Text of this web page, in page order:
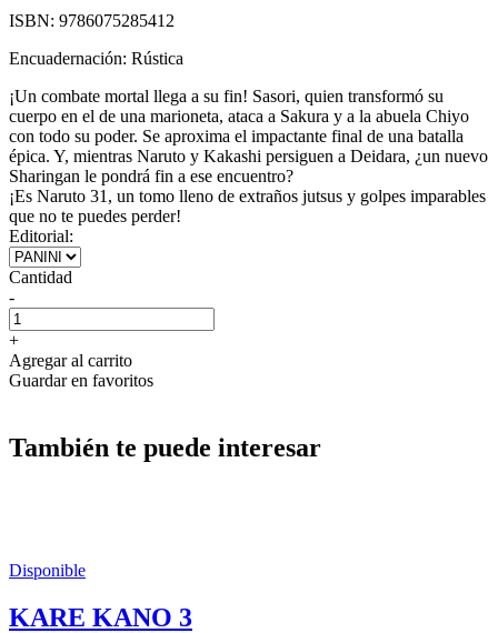
ISBN: 9786075285412
Encuadernación: Rústica
¡Un combate mortal llega a su fin! Sasori, quien transformó su
cuerpo en el de una marioneta, ataca a Sakura y a la abuela Chiyo
con todo su poder. Se aproxima el impactante final de una batalla
épica. Y, mientras Naruto y Kakashi persiguen a Deidara, ¿un nuevo
Sharingan le pondrá fin a ese encuentro?
¡Es Naruto 31, un tomo lleno de extraños jutsus y golpes imparables
que no te puedes perder!
Editorial:
Cantidad
-
+
Agregar al carrito
Guardar en favoritos
También te puede interesar
Disponible
KARE KANO 3